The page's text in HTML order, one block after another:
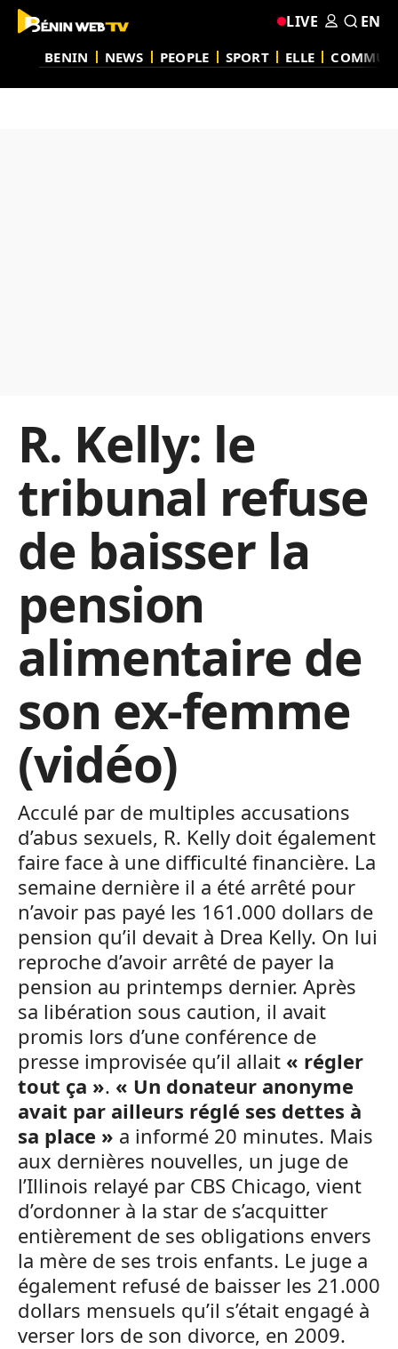
BENIN NEWS PEOPLE SPORT ELLE
LIVE EN
R. Kelly: le
tribunal refuse
de baisser la
pension
alimentaire de
son ex-femme
(vidéo)
Acculé par de multiples accusations
d’abus sexuels, R. Kelly doit également
faire face à une difficulté financière. La
semaine dernière il a été arrêté pour
n’avoir pas payé les 161.000 dollars de
pension qu’il devait à Drea Kelly. On lui
reproche d’avoir arrêté de payer la
pension au printemps dernier. Après
sa libération sous caution, il avait
promis lors d’une conférence de
presse improvisée qu’il allait « régler
tout ça ». « Un donateur anonyme
avait par ailleurs réglé ses dettes à
sa place » a informé 20 minutes. Mais
aux dernières nouvelles, un juge de
l’Illinois relayé par CBS Chicago, vient
d’ordonner à la star de s’acquitter
entièrement de ses obligations envers
la mère de ses trois enfants. Le juge a
également refusé de baisser les 21.000
dollars mensuels qu’il s’était engagé à
verser lors de son divorce, en 2009.